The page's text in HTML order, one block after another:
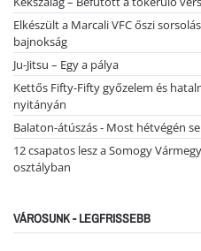
Elkészült a Marcali VFC őszi
bajnokság
Ju-Jitsu – Egy a pálya
Kettős Fifty-Fifty győzelem és
nyitányán
Balaton-átúszás - Most hétvégén
12 csapatos lesz a Somogy
osztályban
VÁROSUNK - LEGFRISSEBB